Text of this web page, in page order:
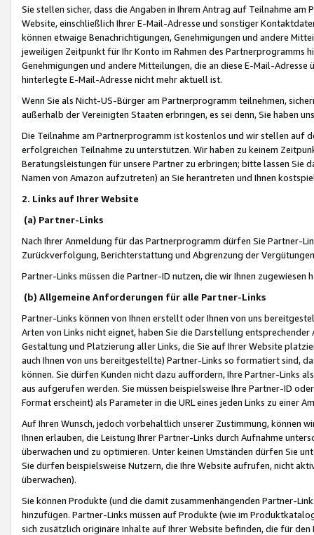
Sie stellen sicher, dass die Angaben in Ihrem Antrag auf Teilnahme
Website, einschließlich Ihrer E-Mail-Adresse und sonstiger
können etwaige Benachrichtigungen, Genehmigungen und andere
jeweiligen Zeitpunkt für Ihr Konto im Rahmen des Partnerprogramms
Genehmigungen und andere Mitteilungen, die an diese E-Mail-
hinterlegte E-Mail-Adresse nicht mehr aktuell ist.
Wenn Sie als Nicht-US-Bürger am Partnerprogramm teilnehmen,
außerhalb der Vereinigten Staaten erbringen, es sei denn, Sie haben
Die Teilnahme am Partnerprogramm ist kostenlos und wir stellen auf
erfolgreichen Teilnahme zu unterstützen. Wir haben zu keinem
Beratungsleistungen für unsere Partner zu erbringen; bitte lassen Sie
Namen von Amazon aufzutreten) an Sie herantreten und Ihnen
2. Links auf Ihrer Website
(a) Partner-Links
Nach Ihrer Anmeldung für das Partnerprogramm dürfen Sie Partner-
Zurückverfolgung, Berichterstattung und Abgrenzung der
Partner-Links müssen die Partner-ID nutzen, die wir Ihnen zugewiesen
(b) Allgemeine Anforderungen für alle Partner-Links
Partner-Links können von Ihnen erstellt oder Ihnen von uns
Arten von Links nicht eignet, haben Sie die Darstellung
Gestaltung und Platzierung aller Links, die Sie auf Ihrer Website
auch Ihnen von uns bereitgestellte) Partner-Links so formatiert sind,
können. Sie dürfen Kunden nicht dazu auffordern, Ihre Partner-Links
aus aufgerufen werden. Sie müssen beispielsweise Ihre Partner-ID
Format erscheint) als Parameter in die URL eines jeden Links zu einer
Auf Ihren Wunsch, jedoch vorbehaltlich unserer Zustimmung, können
Ihnen erlauben, die Leistung Ihrer Partner-Links durch Aufnahme
überwachen und zu optimieren. Unter keinen Umständen dürfen Sie
Sie dürfen beispielsweise Nutzern, die Ihre Website aufrufen, nicht
überwachen).
Sie können Produkte (und die damit zusammenhängenden Partner-
hinzufügen. Partner-Links müssen auf Produkte (wie im
sich zusätzlich originäre Inhalte auf Ihrer Website befinden, die für